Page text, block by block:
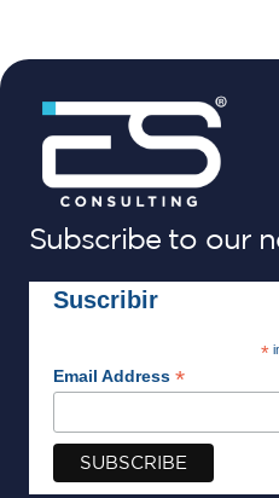
Subscribe to our
Suscribir
*
Email Address *